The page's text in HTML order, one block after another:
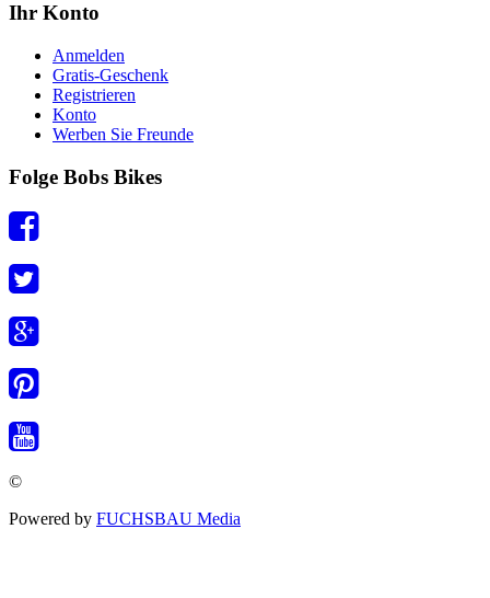
Ihr Konto
Anmelden
Gratis-Geschenk
Registrieren
Konto
Werben Sie Freunde
Folge Bobs Bikes
©
Powered by FUCHSBAU Media